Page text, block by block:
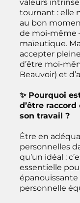
valeurs
tournant : elle
au bon
de moi-même
maïeutique.
accepter
d’être moi-
Beauvoir) et
✨ Pourquoi
d’être
son travail ?
Être en
personnelles
qu’un idéal :
essentielle
personnelle